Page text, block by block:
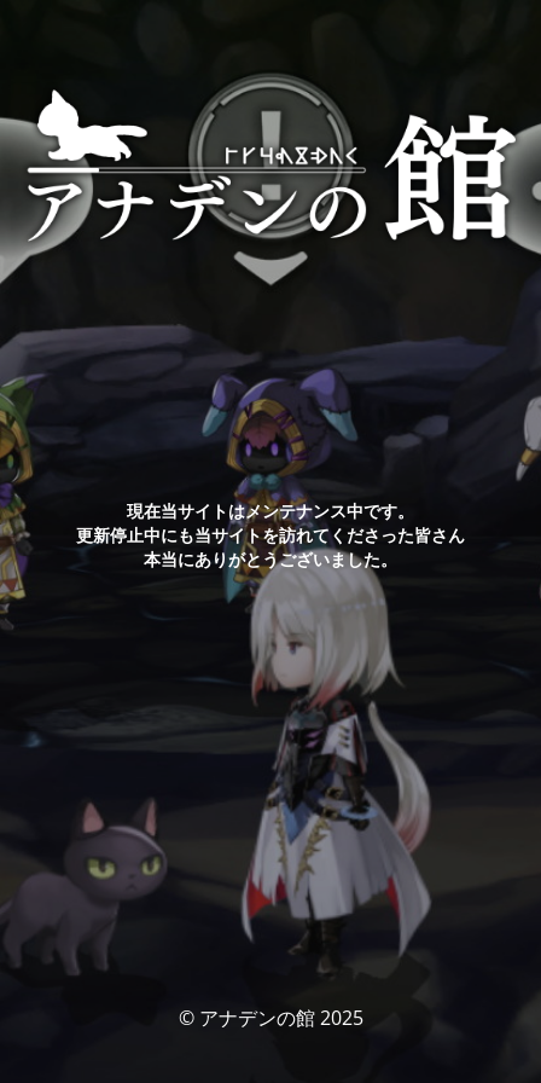
現在当サイトはメンテナンス中です。
更新停止中にも当サイトを訪れてくださった皆さん
本当にありがとうございました。
© アナデンの館 2025